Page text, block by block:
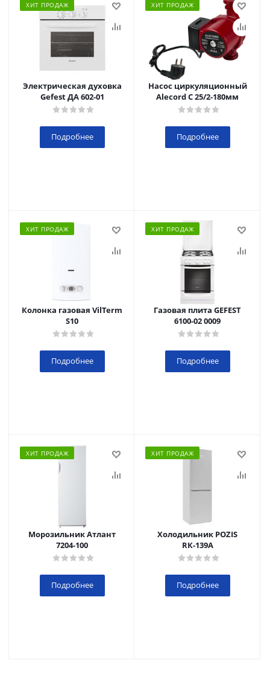
ХИТ ПРОДАЖ
Электрическая духовка
Gefest ДА 602-01
Подробнее
ХИТ ПРОДАЖ
Насос циркуляционный
Alecord C 25/2-180мм
Подробнее
ХИТ ПРОДАЖ
Колонка газовая VilTerm
S10
Подробнее
ХИТ ПРОДАЖ
Газовая плита GEFEST
6100-02 0009
Подробнее
ХИТ ПРОДАЖ
Морозильник Атлант
7204-100
Подробнее
ХИТ ПРОДАЖ
Холодильник POZIS
RК-139А
Подробнее